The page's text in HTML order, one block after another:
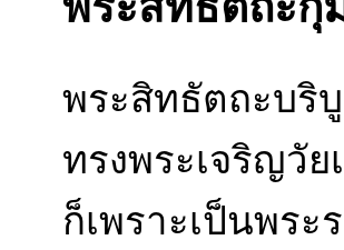
พระสิทธัตถะบริ
ทรงพระเจริญวั
ก็เพราะเป็นพร